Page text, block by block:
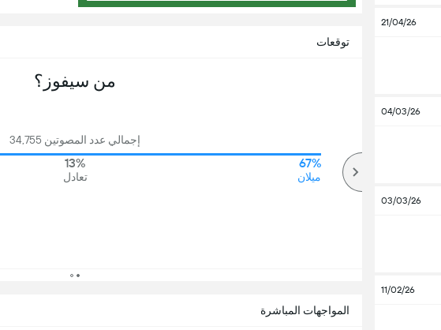
21/04/26
04/03/26
03/03/26
11/02/26
توقعات
من سيفوز؟
إجمالي عدد المصوتين 34,755
67%
ميلان
13%
تعادل
المواجهات المباشرة